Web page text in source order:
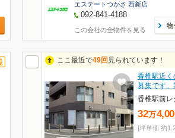
エステートつかさ 西新店
092-841-4188
この会社の全物件を見る
物
ここ最近で49回 見られています！
香椎駅近
募集です。
香椎駅前レ
32万
[坪単価 約